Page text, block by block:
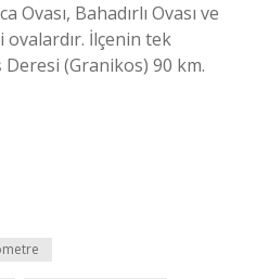
Ovası, Bahadırlı Ovası ve
ovalardır. İlçenin tek
(Granikos) 90 km.